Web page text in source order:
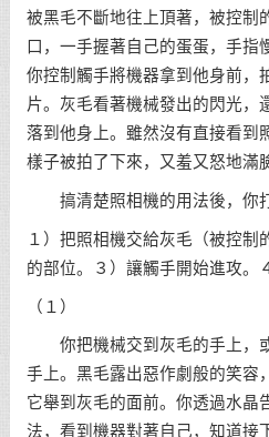
被黑毛不斷地往上頂著，被控制
口，一手握著自己的蛋蛋，手指
你控制觸手將機器拿到他身前，
片。灰毛看著機械發出的閃光，
落到他身上。雖然沒有直接看到
樣子被拍了下來，又羞又怒地滿
搞清楚照相機的用法後，你打
１）把照相機交給灰毛（被控制
的部位。３）讓觸手開始進攻。
（１）
你把機械交到灰毛的手上，
手上。黑毛露出惡作劇般的笑容
它舉到灰毛的面前。你透過水晶
法，看到機器對著自己，知道接